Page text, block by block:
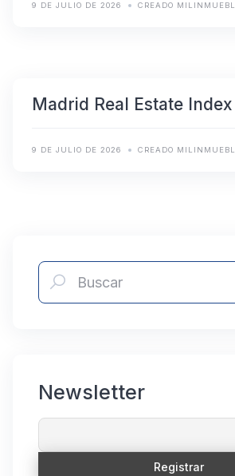
9 DE JULIO DE 2026 CREADO
Madrid Real Estate Index
9 DE JULIO DE 2026 CREADO
Newsletter